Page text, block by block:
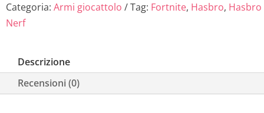
Categoria: Armi giocattolo Tag: Fortnite, Hasbro, Hasbro
Nerf
Descrizione
Recensioni (0)